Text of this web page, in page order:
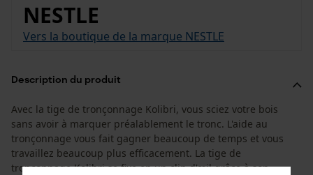
NESTLE
Vers la boutique de la marque NESTLE
Description du produit
Avec la tige de tronçonnage Kolibri, vous sciez votre bois
sans avoir à marquer préalablement le tronc. L'aide au
tronçonnage vous fait gagner beaucoup de temps et vous
travaillez beaucoup plus efficacement. La tige de
tronçonnage Kolibri se fixe en un clin d'œil grâce à son